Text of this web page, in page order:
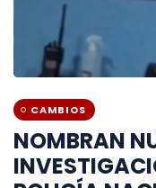
CAMBIOS
NOMBRAN